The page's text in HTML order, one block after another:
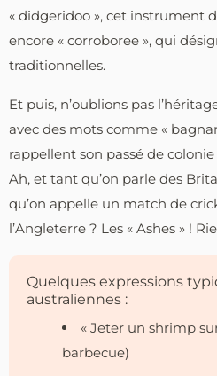
« didgeridoo », cet instrument
encore « corroboree », qui
traditionnelles.
Et puis, n’oublions pas
avec des mots comme «
rappellent son passé de
Ah, et tant qu’on parle des
qu’on appelle un match de
l’Angleterre ? Les « Ashes » !
Quelques expressions
australiennes :
« Jeter un shrimp
barbecue)